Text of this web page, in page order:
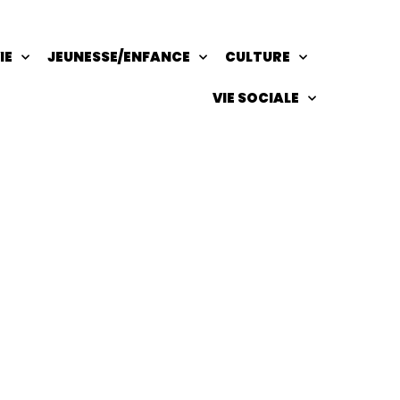
JEUNESSE/ENFANCE CULTURE
VIE SOCIALE